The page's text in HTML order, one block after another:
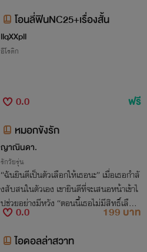
โอนลี่ฟินNC25+เรื่องสั้น
llqXXpll
อีโรติก
0.0
ฟรี
หมอกขังรัก
ญาณินดา.
รักวัยรุ่น
“ฉันยินดีเป็นตัวเลือกให้เธอนะ” เมื่อเธอกำลั
งสับสนในตัวเอง เขายินดีที่จะเสนอหน้าเข้าไ
ปช่วยอย่างมีหวัง “ตอนนี้เธอไม่มีสิทธิ์เลือ
ก” 0.0
199 บาท
ไอดอลล่าสวาท